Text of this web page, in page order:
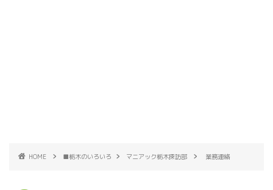
HOME ■栃木のいろいろ マニアック栃木探訪部 業務連絡